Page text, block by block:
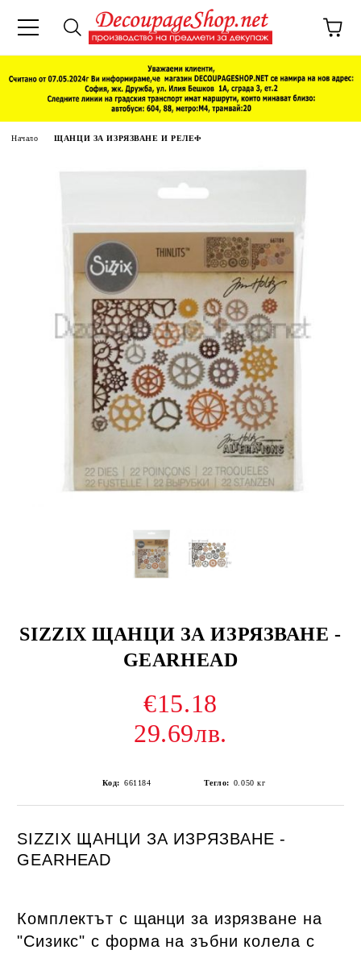
Начало ЩАНЦИ ЗА ИЗРЯЗВАНЕ И РЕЛЕФ
SIZZIX ЩАНЦИ ЗА ИЗРЯЗВАНЕ -
GEARHEAD
€15.18
29.69лв.
Код: 661184 Тегло: 0.050 кг
SIZZIX ЩАНЦИ ЗА ИЗРЯЗВАНЕ -
GEARHEAD
Комплектът с щанци за изрязване на
"Сизикс" с форма на зъбни колела с